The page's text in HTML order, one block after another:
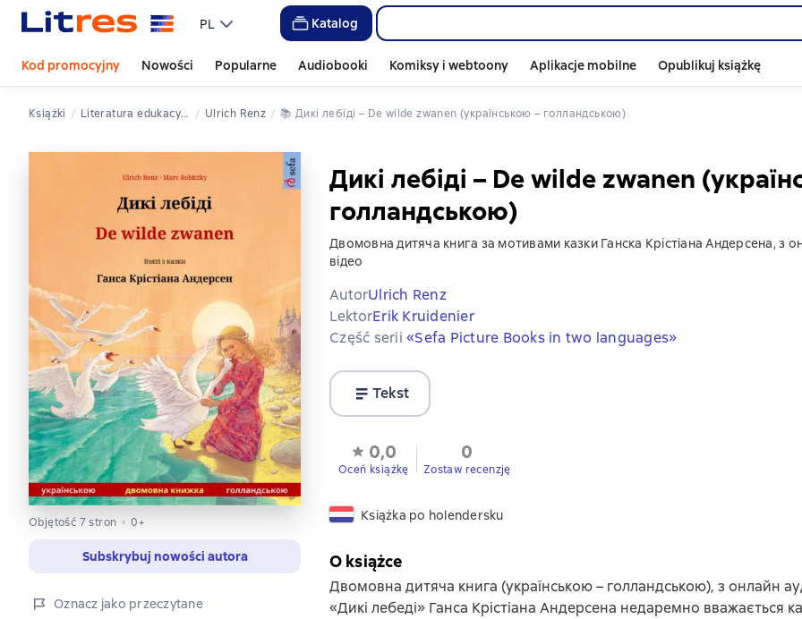
PL Katalog
Kod promocyjny Nowości Popularne Audiobooki Komiksy i webtoony Aplikacje mobilne Opublikuj książkę
Książki literatura edukacyjna Ulrich Renz 📚 Дикі лебіді – De wilde zwanen (українською – голландською)
Objętość 7 stron 0+
Subskrybuj nowości autora
Oznacz jako przeczytane
Дикі лебіді – De wilde zwanen
голландською)
Двомовна дитяча книга за мотивами казки Ганска Крістіана Андерсена, з
відео
AutorUlrich Renz
LektorErik Kruidenier
Część serii «Sefa Picture Books in two languages»
Tekst
0,0
Oceń książkę
0
Zostaw recenzję
Książka po holendersku
O książce
Двомовна дитяча книга (українською – голландською), з онлайн
«Дикі лебеді» Ганса Крістіана Андерсена недаремно вважається